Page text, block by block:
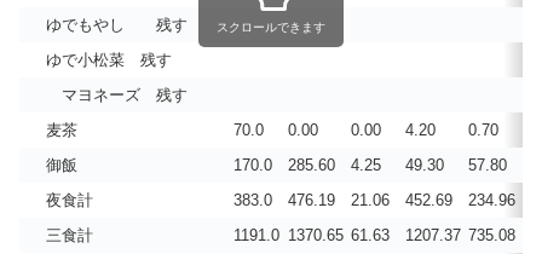
ゆでもやし 残す
ゆで小松菜 残す
マヨネーズ 残す
麦茶
70.0 0.00 0.00 4.20 0.70
御飯
170.0 285.60 4.25 49.30 57.80
夜食計
383.0 476.19 21.06 452.69 234.96
三食計
1191.0 1370.65 61.63 1207.37 735.08
スクロールできます